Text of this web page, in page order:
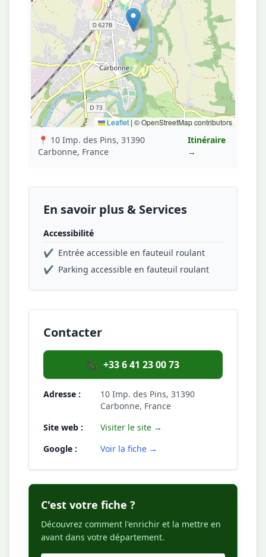
Leaflet | © OpenStreetMap contributors
📍 10 Imp. des Pins, 31390
Carbonne, France
Itinéraire
→
En savoir plus & Services
Accessibilité
✔ Entrée accessible en fauteuil roulant
✔ Parking accessible en fauteuil roulant
Contacter
📞 +33 6 41 23 00 73
Adresse :
10 Imp. des Pins, 31390
Carbonne, France
Site web :
Visiter le site →
Google :
Voir la fiche →
C'est votre fiche ?
Découvrez comment l'enrichir et la mettre en
avant dans votre département.